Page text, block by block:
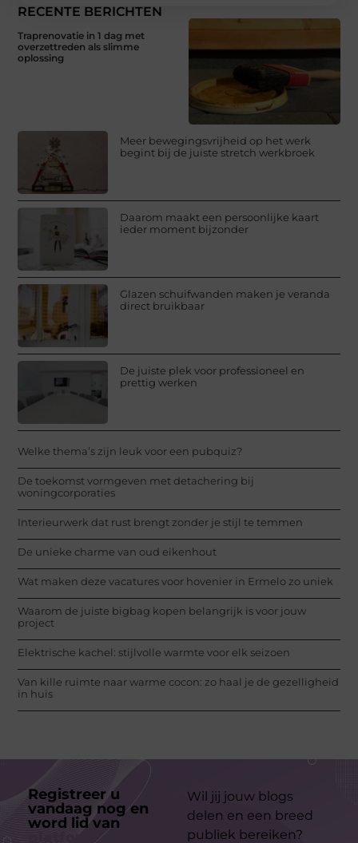
RECENTE BERICHTEN
Traprenovatie in 1 dag met
overzettreden als slimme
oplossing
Meer bewegingsvrijheid op het werk
begint bij de juiste stretch werkbroek
Daarom maakt een persoonlijke kaart
ieder moment bijzonder
Glazen schuifwanden maken je veranda
direct bruikbaar
De juiste plek voor professioneel en
prettig werken
Welke thema’s zijn leuk voor een pubquiz?
De toekomst vormgeven met detachering bij
woningcorporaties
Interieurwerk dat rust brengt zonder je stijl te temmen
De unieke charme van oud eikenhout
Wat maken deze vacatures voor hovenier in Ermelo zo uniek
Waarom de juiste bigbag kopen belangrijk is voor jouw
project
Elektrische kachel: stijlvolle warmte voor elk seizoen
Van kille ruimte naar warme cocon: zo haal je de gezelligheid
in huis
Registreer u
vandaag nog en
word lid van
Wil jij jouw blogs
delen en een breed
publiek bereiken?